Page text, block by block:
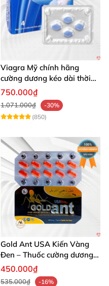
Viagra Mỹ chính hãng
cường dương kéo dài thời
gian nhập khẩu
750.000₫
1.071.000₫
-30%
(850)
Gold Ant USA Kiến Vàng
Đen – Thuốc cường dương
tăng sinh lý nam mạnh
450.000₫
535.000₫
-16%